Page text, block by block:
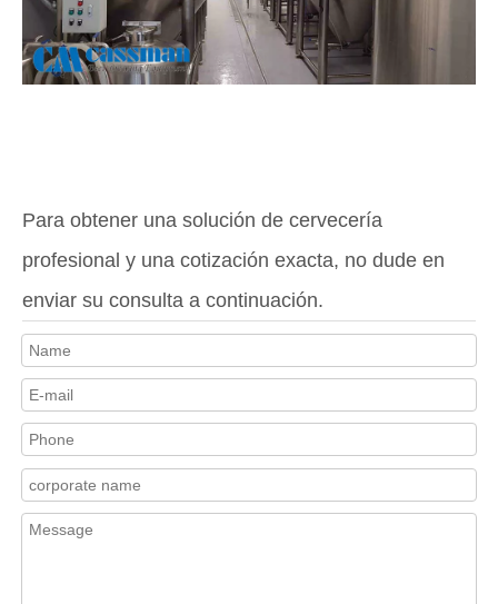
Para obtener una solución de cervecería
profesional y una cotización exacta, no dude en
enviar su consulta a continuación.